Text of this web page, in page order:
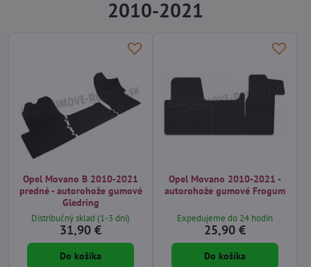
2010-2021
Opel Movano B 2010-2021
predné - autorohože gumové
Gledring
Distribučný sklad (1-3 dni)
31,90 €
Do košíka
Opel Movano 2010-2021 -
autorohože gumové Frogum
Expedujeme do 24 hodín
25,90 €
Do košíka